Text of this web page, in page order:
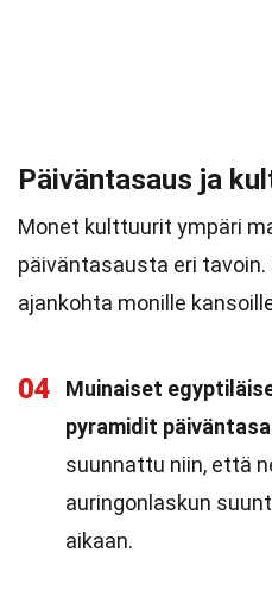
Päiväntasaus ja
Monet kulttuurit ympäri
päiväntasausta eri
ajankohta monille
04
Muinaiset
pyramidit
suunnattu niin, että
auringonlaskun
aikaan.